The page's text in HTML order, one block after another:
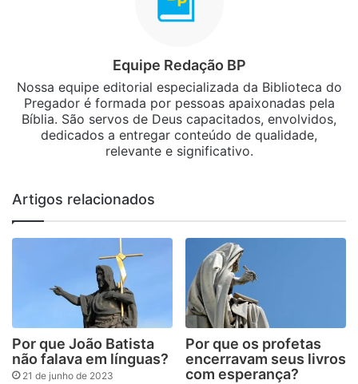
Equipe Redação BP
Nossa equipe editorial especializada da Biblioteca do
Pregador é formada por pessoas apaixonadas pela
Bíblia. São servos de Deus capacitados, envolvidos,
dedicados a entregar conteúdo de qualidade,
relevante e significativo.
Artigos relacionados
Por que João Batista
não falava em línguas?
21 de junho de 2023
Por que os profetas
encerravam seus livros
com esperança?